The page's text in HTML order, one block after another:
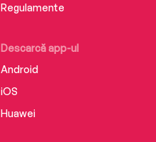
Descarcă app-ul
Android
iOS
Huawei
Regulamente